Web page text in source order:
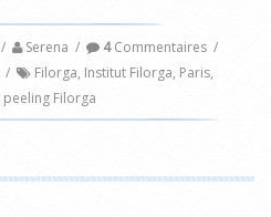
/ Serena / 4Commentaires /
/ Filorga, Institut Filorga, Paris,
peeling Filorga